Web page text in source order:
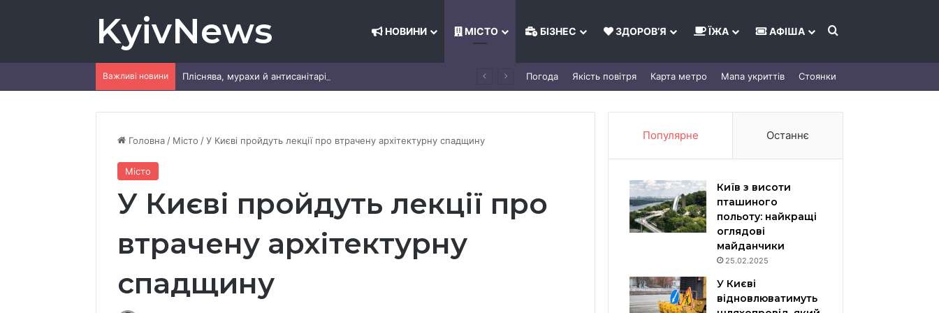
KyivNews НОВИНИ МІСТО БІЗНЕС ЗДОРОВ’Я ЇЖА АФІША Шукати
Важливі новини Погода Якість повітря Карта метро Мапа укриттів Стоянки
Головна / Місто /У Києві пройдуть лекції про втрачену архітектурну спадщину
Місто
У Києві пройдуть лекції про
втрачену архітектурну
спадщину
Популярне Останнє
Київ з висоти
пташиного
польоту: найкращі
оглядові
майданчики
25.02.2025
У Києві
відновлюватимуть